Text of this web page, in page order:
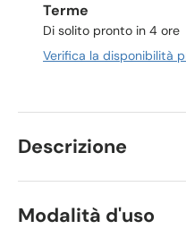
Terme
Di solito pronto in 4 ore
Verifica la disponibilità
Descrizione
Modalità d'uso